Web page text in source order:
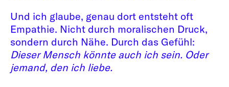
Und ich glaube, genau dort entsteht oft
Empathie. Nicht durch moralischen Druck,
sondern durch Nähe. Durch das Gefühl:
Dieser Mensch könnte auch ich sein. Oder
jemand, den ich liebe.